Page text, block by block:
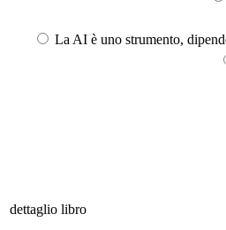
La AI è uno strumento,
dettaglio libro